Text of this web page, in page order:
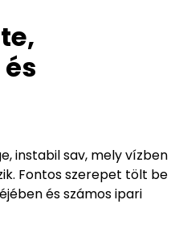
instabil sav, mely vízben
Fontos szerepet tölt be
és számos ipari